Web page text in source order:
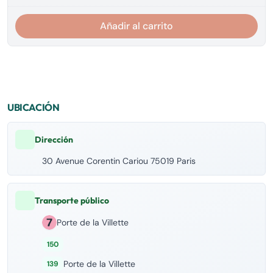
Añadir al carrito
UBICACIÓN
Dirección
30 Avenue Corentin Cariou 75019 Paris
Transporte público
Porte de la Villette
150
139
Porte de la Villette